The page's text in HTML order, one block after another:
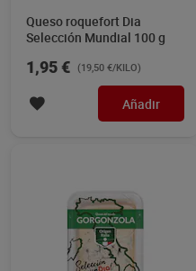
Queso roquefort Dia
Selección Mundial 100 g
1,95 € (19,50 €/KILO)
Añadir